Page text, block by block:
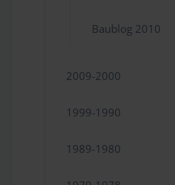
Baublog 2010
2009-2000
1999-1990
1989-1980